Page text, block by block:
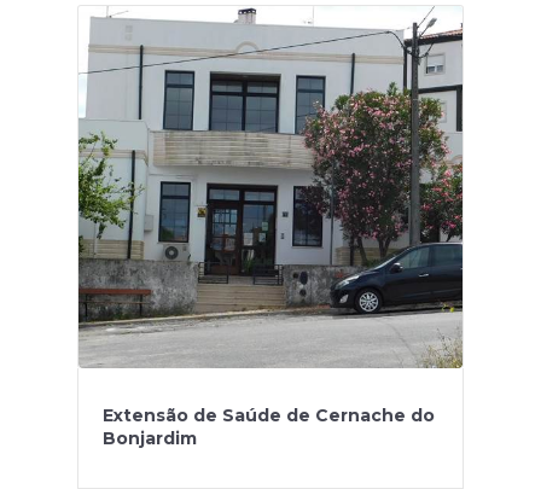
Extensão de Saúde de Cernache do
Bonjardim